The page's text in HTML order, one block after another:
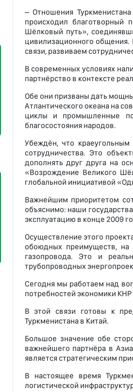
– Отношения
происходил благотворный
Шёлковый путь»,
цивилизационного
связи, развиваем
В современных условиях
партнёрство в контексте
Обе они призваны дать
Атлантического океана на
циклы и промышленные
благосостояния народов.
Убеждён, что
сотрудничества. Это
дополнять друг друга на
«Возрождение Великого
глобальной инициативой
Важнейшим приоритетом
объяснимо: наши
эксплуатацию в конце 2009
Осуществление этого
обоюдных преимуществ, на
газопровода. Это и
трубопроводных
Сегодня мы работаем над
потребностей экономики
В этой связи готовы к
Туркменистана в Китай.
Большое значение обе
важнейшего партнёра в
является стратегическим
В настоящее время
логистической